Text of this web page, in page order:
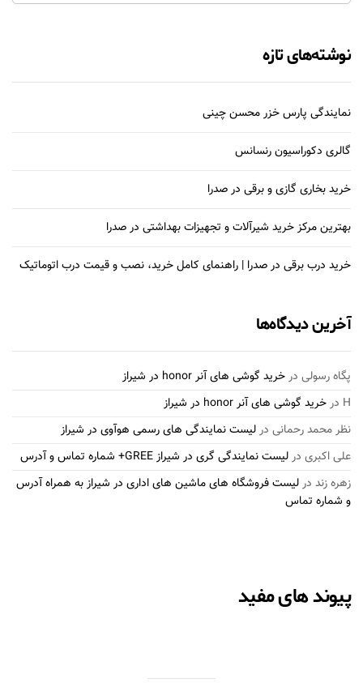
نوشته‌های تازه
نمایندگی پارس خزر محسن چینی
گالری دکوراسیون رنسانس
خرید بخاری گازی و برقی در صدرا
بهترین مرکز خرید شیرآلات و تجهیزات بهداشتی در صدرا
خرید درب برقی در صدرا | راهنمای کامل خرید، نصب و قیمت درب اتوماتیک
آخرین دیدگاه‌ها
پگاه رسولی درخرید گوشی های آنر honor در شیراز
H درخرید گوشی های آنر honor در شیراز
نظر محمد رحمانی درلیست نمایندگی های رسمی هوآوی در شیراز
علی اکبری درلیست نمایندگی گری در شیراز GREE+ شماره تماس و آدرس
زهره زند درلیست فروشگاه های ماشین های اداری در شیراز به همراه آدرس
و شماره تماس
پیوند های مفید